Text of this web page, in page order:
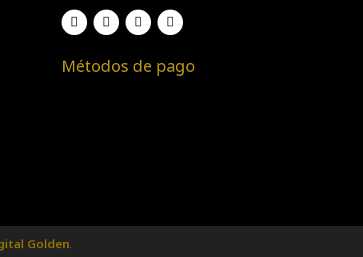
Métodos de pago
Golden